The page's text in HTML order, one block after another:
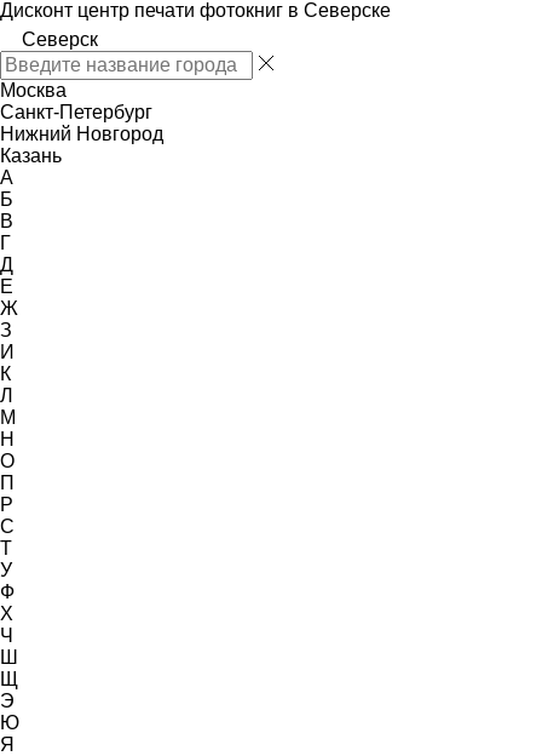
Дисконт центр печати фотокниг в Северске
Северск
Москва
Санкт-Петербург
Нижний Новгород
Казань
А
Б
В
Г
Д
Е
Ж
З
И
К
Л
М
Н
О
П
Р
С
Т
У
Ф
Х
Ч
Ш
Щ
Э
Ю
Я